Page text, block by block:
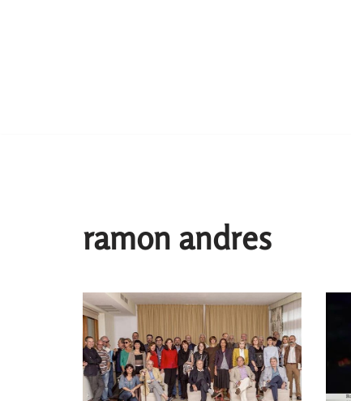
ramon andres